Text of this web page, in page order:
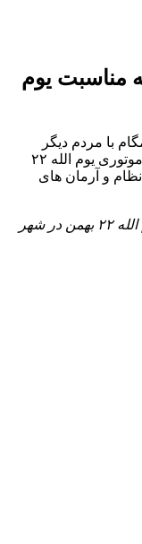
مناسبت یوم
با مردم دیگر
مناطق ایران در همایش باشکوه خودرویی و موتوری یوم الله ۲۲
و آرمان های
?همایش خودرویی و موتوری به مناسبت یوم الله ٢٢ بهمن در شهر